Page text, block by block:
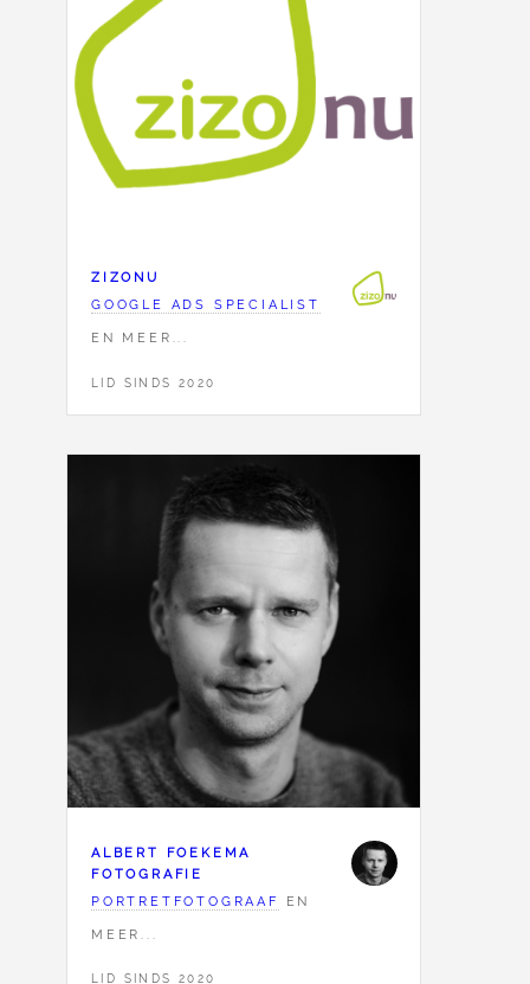
ZIZONU
GOOGLE ADS SPECIALIST
EN MEER...
LID SINDS 2020
ALBERT FOEKEMA
FOTOGRAFIE
PORTRETFOTOGRAAF
EN
MEER...
LID SINDS 2020